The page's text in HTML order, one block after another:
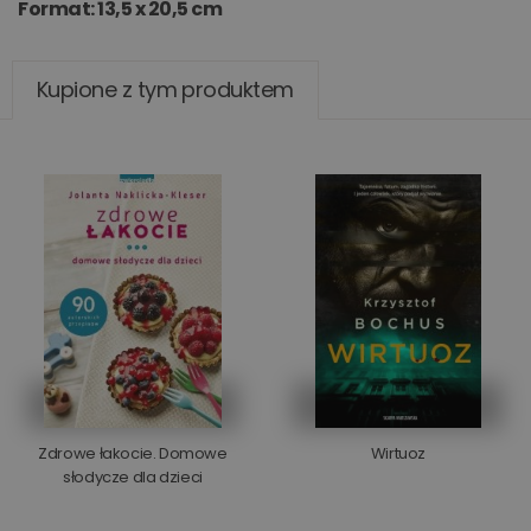
Format: 13,5 x 20,5 cm
Kupione z tym produktem
Zdrowe łakocie. Domowe
słodycze dla dzieci
Wirtuoz